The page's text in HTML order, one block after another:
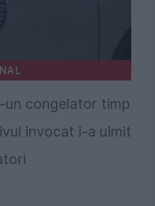
congelator timp
invocat i-a uimit